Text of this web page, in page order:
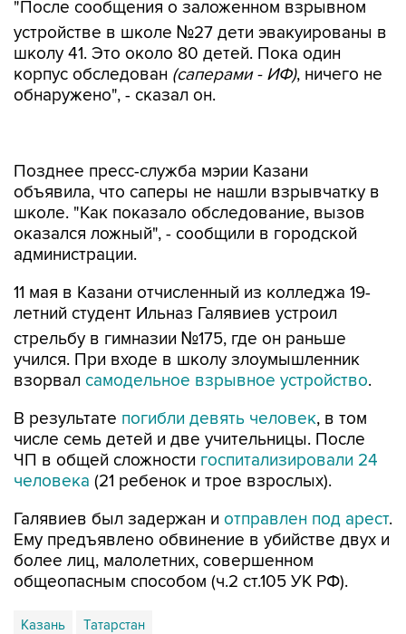
"После сообщения о заложенном взрывном
устройстве в школе №27 дети эвакуированы в
школу 41. Это около 80 детей. Пока один
корпус обследован (саперами - ИФ), ничего не
обнаружено", - сказал он.
школе. "Как показало обследование, вызов
оказался ложный", - сообщили в городской
администрации.
11 мая в Казани отчисленный из колледжа 19-
стрельбу в гимназии №175, где он раньше
учился. При входе в школу злоумышленник
взорвал самодельное взрывное устройство
В результатепогибли девять человек, в том
ЧП в общей сложностигоспитализировали 24
человека(21 ребенок и трое взрослых).
Галявиев был задержан иотправлен под арест
более лиц, малолетних, совершенном
общеопасным способом (ч.2 ст.105 УК РФ).
Казань Татарстан